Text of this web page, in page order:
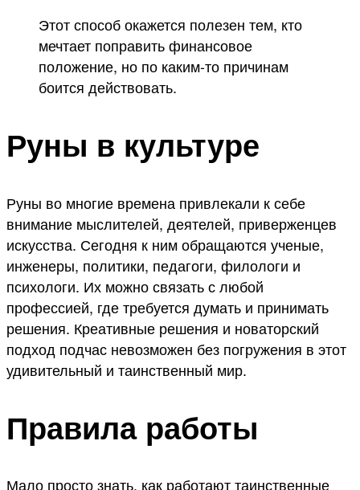
Этот способ окажется полезен тем, кто
мечтает поправить финансовое
положение, но по каким-то причинам
боится действовать.
Руны в культуре
Руны во многие времена привлекали к себе
внимание мыслителей, деятелей, приверженцев
искусства. Сегодня к ним обращаются ученые,
инженеры, политики, педагоги, филологи и
психологи. Их можно связать с любой
профессией, где требуется думать и принимать
решения. Креативные решения и новаторский
подход подчас невозможен без погружения в этот
удивительный и таинственный мир.
Правила работы
Мало просто знать, как работают таинственные